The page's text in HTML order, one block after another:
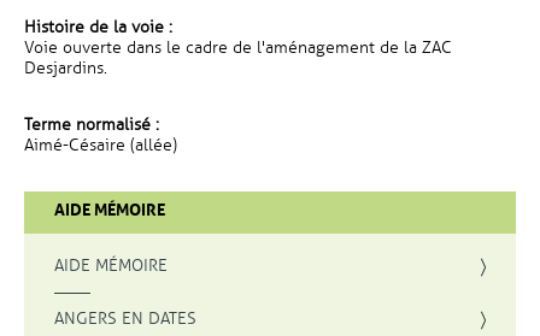
Histoire de la voie :
Voie ouverte dans le cadre de l'aménagement de la ZAC
Desjardins.
Terme normalisé :
Aimé-Césaire (allée)
AIDE MÉMOIRE
AIDE MÉMOIRE
ANGERS EN DATES